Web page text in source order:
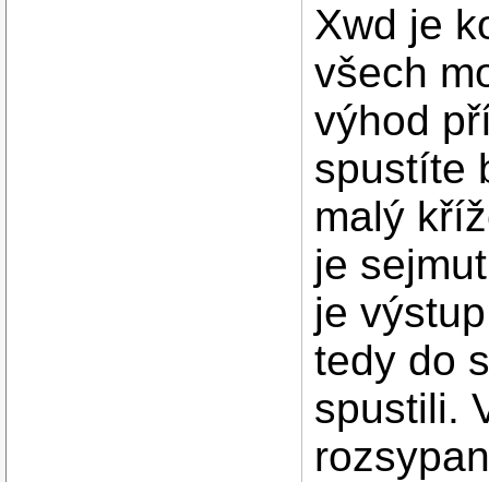
Xwd je
všech
výhod
spustíte
malý
je
je
tedy do
spustili.